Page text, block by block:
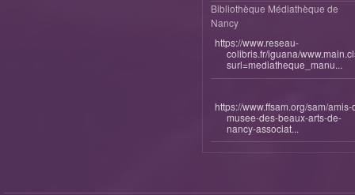
Bibliothèque Médiathèque de
Nancy
https://www.reseau-
colibris.fr/iguana/
surl=mediatheque_manu...
https://www.ffsam.org/sam/amis-
musee-des-beaux-arts-de-
nancy-associat...